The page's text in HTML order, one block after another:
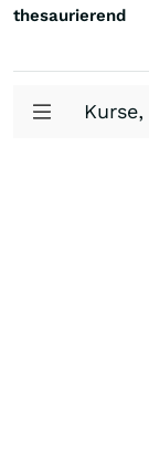
thesaurierend